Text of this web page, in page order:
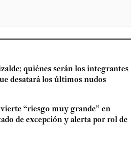
quiénes serán los integrantes
desatará los últimos nudos
“riesgo muy grande” en
de excepción y alerta por rol de